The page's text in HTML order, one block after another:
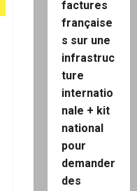
factures
française
s sur une
infrastruc
ture
internatio
nale + kit
national
pour
demander
des